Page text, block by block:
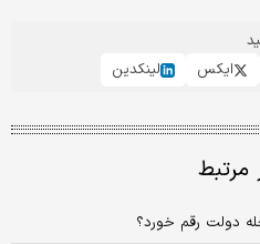
ایکس لینکدین
مرتبط
دولت رقم خورد؟